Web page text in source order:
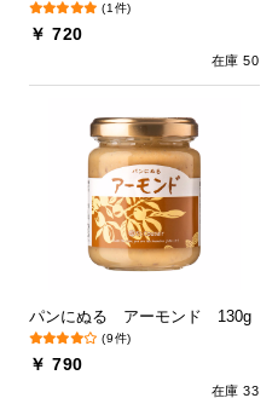
(1件)
￥ 720
在庫 50
パンにぬる アーモンド 130g
(9件)
￥ 790
在庫 33